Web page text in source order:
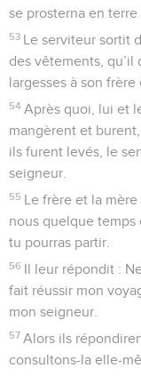
se prosterna en terre
53 Le serviteur sortit
des vêtements, qu’il
largesses à son frère
54 Après quoi, lui et
mangèrent et
ils furent levés, le
seigneur.
55 Le frère et la
nous quelque temps
tu pourras partir.
56 Il leur répondit :
fait réussir mon
mon seigneur.
57 Alors ils
consultons-la elle-